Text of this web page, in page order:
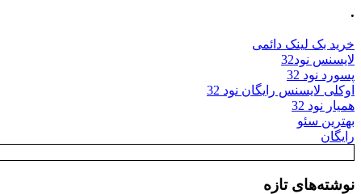
.
خرید بک لینک دائمی
لایسنس نود32
پسورد نود 32
اوکلی لایسنس رایگان نود 32
همیار نود 32
بهترین سئو
رایگان
نوشته‌های تازه